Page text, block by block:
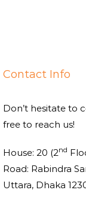
Contact Info
Don’t hesitate to
free to reach us!
House: 20 (2nd
Road: Rabindra
Uttara, Dhaka